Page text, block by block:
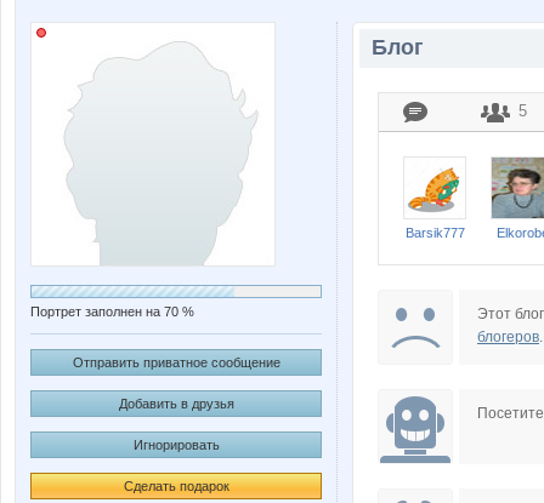
Портрет заполнен на 70 %
Отправить приватное сообщение
Добавить в друзья
Игнорировать
Сделать подарок
Блог
5
Barsik777
Этот
блогеров.